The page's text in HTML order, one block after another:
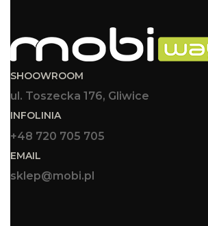
SHOOWROOM
ul. Toszecka 176, Gliwice
INFOLINIA
+48 720 705 705
EMAIL
sklep@mobi.pl